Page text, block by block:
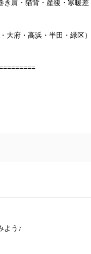
き肩・猫背・産後・寒暖
大府・高浜・半田・緑区）
よう♪